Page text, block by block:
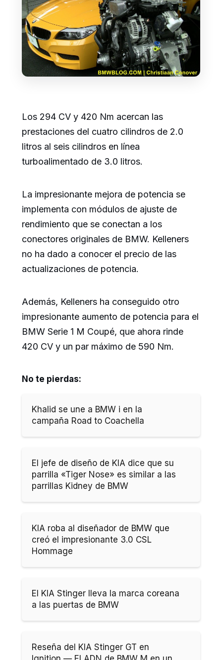
Los 294 CV y 420 Nm acercan las
prestaciones del cuatro cilindros de 2.0
litros al seis cilindros en línea
turboalimentado de 3.0 litros.
La impresionante mejora de potencia se
implementa con módulos de ajuste de
rendimiento que se conectan a los
conectores originales de BMW. Kelleners
no ha dado a conocer el precio de las
actualizaciones de potencia.
Además, Kelleners ha conseguido otro
impresionante aumento de potencia para el
BMW Serie 1 M Coupé, que ahora rinde
420 CV y un par máximo de 590 Nm.
No te pierdas:
Khalid se une a BMW i en la
campaña Road to Coachella
El jefe de diseño de KIA dice que su
parrilla «Tiger Nose» es similar a las
parrillas Kidney de BMW
KIA roba al diseñador de BMW que
creó el impresionante 3.0 CSL
Hommage
El KIA Stinger lleva la marca coreana
a las puertas de BMW
Reseña del KIA Stinger GT en